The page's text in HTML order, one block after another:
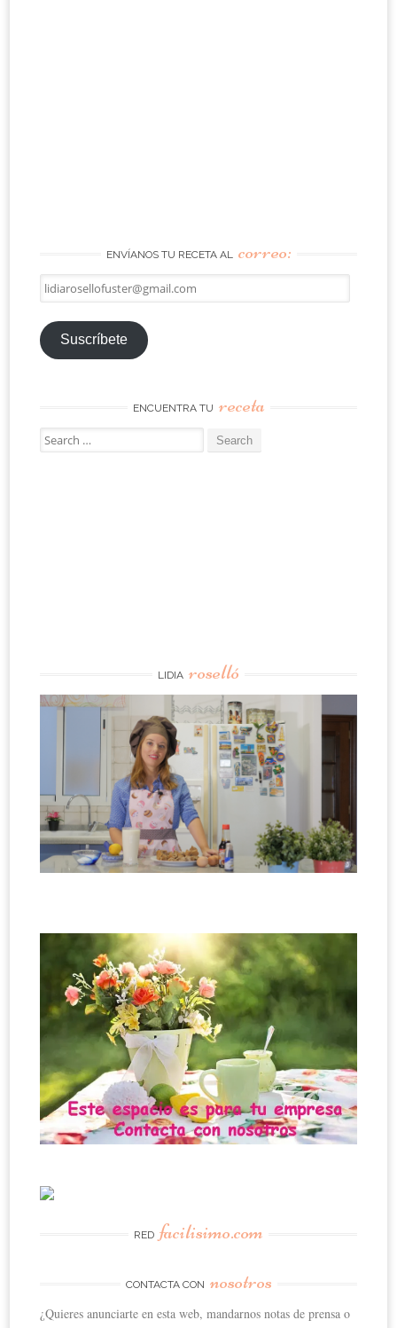
ENVÍANOS TU RECETA AL correo:
lidiarosellofuster@gmail.com
Suscríbete
ENCUENTRA TU receta
Search
for:
LIDIA roselló
RED facilisimo.com
CONTACTA CON nosotros
¿Quieres anunciarte en esta web, mandarnos notas de prensa o